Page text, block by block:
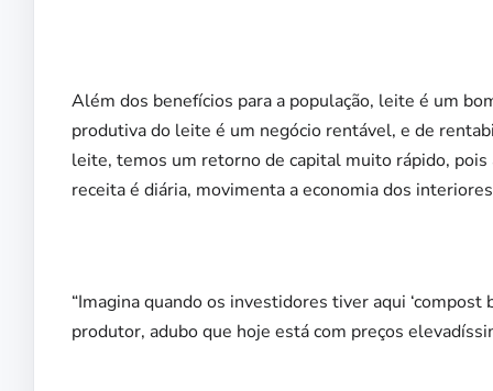
Além dos benefícios para a população, leite é um
produtiva do leite é um negócio rentável, e de
leite, temos um retorno de capital muito rápido, pois
receita é diária, movimenta a economia dos
“Imagina quando os investidores tiver aqui
produtor, adubo que hoje está com preços